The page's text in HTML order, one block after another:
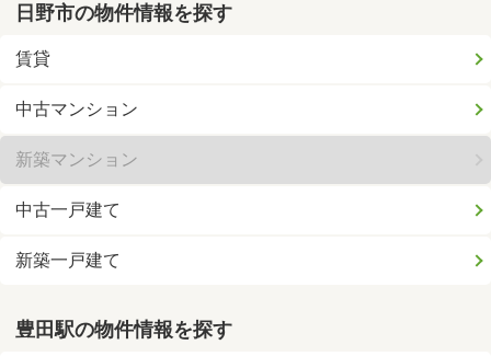
日野市の物件情報を探す
賃貸
中古マンション
新築マンション
中古一戸建て
新築一戸建て
豊田駅の物件情報を探す